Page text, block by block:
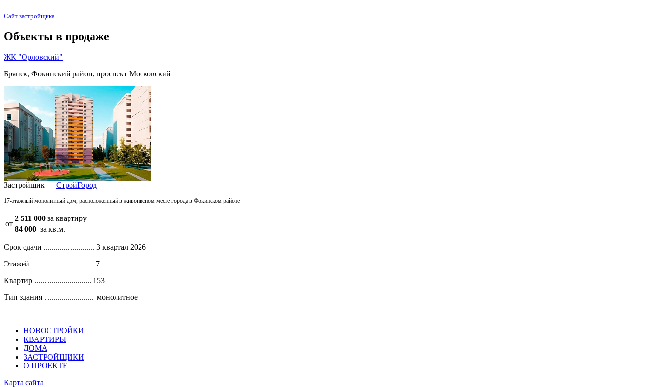
Сайт застройщика
Объекты в продаже
ЖК "Орловский"
Брянск, Фокинский район, проспект Московский
Застройщик — СтройГород
17-этажный монолитный дом, расположенный в живописном месте города в Фокинском районе
от
2 511 000 за квартиру
84 000 за кв.м.
Срок сдачи .......................... 3 квартал 2026
Этажей .............................. 17
Квартир ............................. 153
Тип здания .......................... монолитное
НОВОСТРОЙКИ
КВАРТИРЫ
ДОМА
ЗАСТРОЙЩИКИ
О ПРОЕКТЕ
Карта сайта